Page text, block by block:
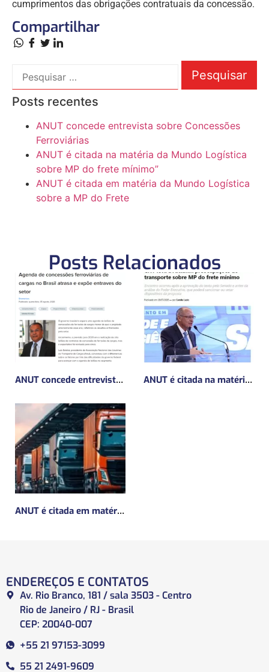
cumprimentos das obrigações contratuais da concessão.
Compartilhar
Posts recentes
ANUT concede entrevista sobre Concessões
Ferroviárias
ANUT é citada na matéria da Mundo Logística
sobre MP do frete mínimo”
ANUT é citada em matéria da Mundo Logística
sobre a MP do Frete
Posts Relacionados
ANUT concede entrevista sobre Concessões Ferroviárias ANUT é citada na matéria da Mundo Logística sobre MP do frete mínimo”
ANUT é citada em matéria da Mundo Logística sobre a MP do Frete
ENDEREÇOS E CONTATOS
Av. Rio Branco, 181 / sala 3503 - Centro
Rio de Janeiro / RJ - Brasil
CEP: 20040-007
+55 21 97153-3099
55 21 2491-9609